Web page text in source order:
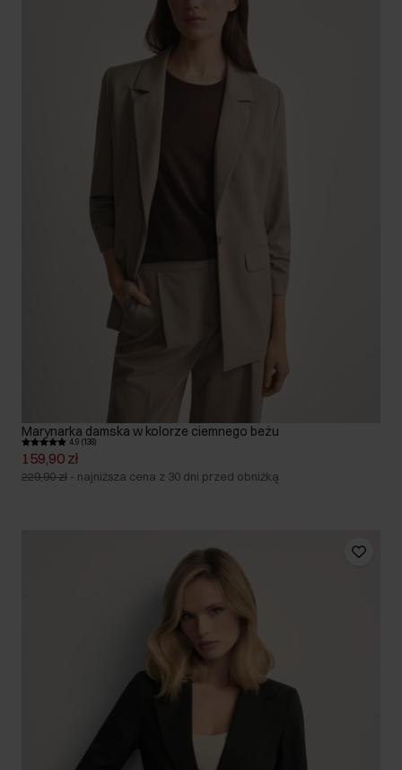
Marynarka damska w kolorze ciemnego beżu
4.9 (138)
159,90 zł
229,90 zł - najniższa cena z 30 dni przed obniżką